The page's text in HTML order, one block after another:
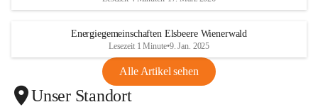
Energiegemeinschaften Elsbeere Wienerwald
Lesezeit 1 Minute•9. Jan. 2025
Alle Artikel sehen
Unser Standort